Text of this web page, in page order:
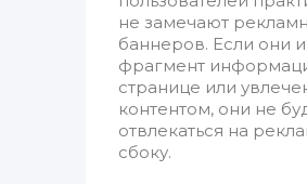
не замечают
баннеров. Если они
фрагмент
странице или
контентом, они не
отвлекаться на
сбоку.